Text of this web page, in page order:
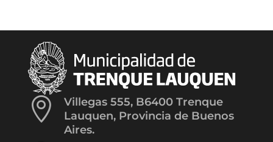

Villegas 555, B6400 Trenque
Lauquen, Provincia de Buenos
Aires.